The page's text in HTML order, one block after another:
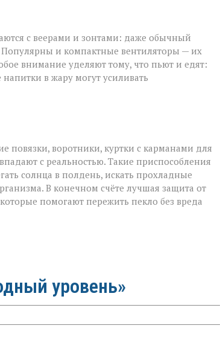
с веерами и зонтами: даже обычный
и компактные вентиляторы — их
внимание уделяют тому, что пьют и едят:
в жару могут усиливать
повязки, воротники, куртки с карманами для
с реальностью. Такие приспособления
солнца в полдень, искать прохладные
В конечном счёте лучшая защита от
помогают пережить пекло без вреда
уровень»